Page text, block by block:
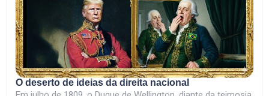
O deserto de ideias da direita nacional